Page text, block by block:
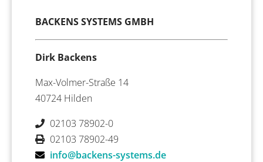
BACKENS SYSTEMS GMBH
Dirk Backens
Max-Volmer-Straße 14
40724 Hilden
02103 78902-0
02103 78902-49
info@backens-systems.de